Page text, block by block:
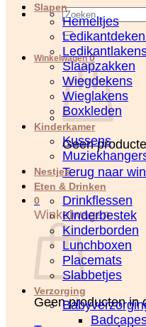
Zoeken
naar:
Winkelwagen0
Geen
Terug naar
0
Winkelwagen
Geen producten in
Slapen
Hemeltjes
Slaapzakken
Wiegdekens
Wieglakens
Boxkleden
Kinderkamer
Kussens
Nestjes
Eten & Drinken
Drinkflessen
Kinderbestek
Kinderborden
Lunchboxen
Placemats
Slabbetjes
Verzorging